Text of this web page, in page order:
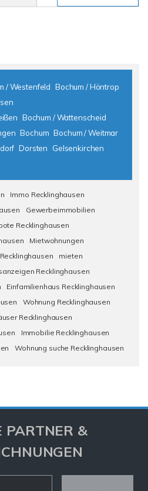
/ Westenfeld Bochum / Höntrop
Bochum / Wattenscheid
Bochum Bochum / Weitmar
Dorsten
Gelsenkirchen
Immo Recklinghausen
Gewerbeimmobilien
Recklinghausen
Mietwohnungen
mieten
Recklinghausen
Einfamilienhaus Recklinghausen
Wohnung Recklinghausen
Recklinghausen
Immobilie Recklinghausen
Wohnung suche Recklinghausen
PARTNER &